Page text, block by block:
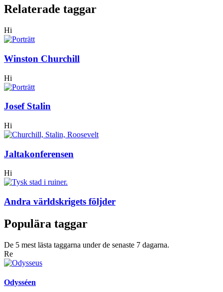
Relaterade taggar
Hi
Winston Churchill
Hi
Josef Stalin
Hi
Jaltakonferensen
Hi
Andra världskrigets följder
Populära taggar
De 5 mest lästa taggarna under de senaste 7 dagarna.
Re
Odysséen